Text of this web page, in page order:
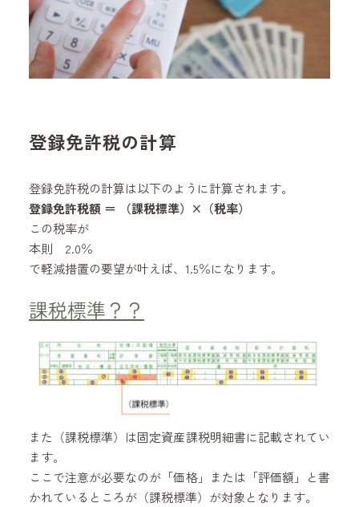
登録免許税の計算
登録免許税の計算は以下のように計算されます。
登録免許税額 ＝ （課税標準）×（税率）
この税率が
本則 2.0％
で軽減措置の要望が叶えば、1.5％になります。
課税標準？？
また（課税標準）は固定資産課税明細書に記載されてい
ます。
ここで注意が必要なのが「価格」または「評価額」と書
かれているところが（課税標準）が対象となります。